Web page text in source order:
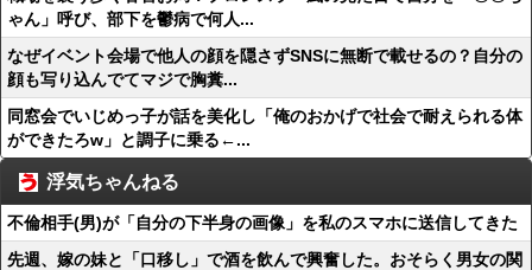
ゃん」呼び、部下を鬱病で何人...
なぜイベント会場で他人の顔を隠さずSNSに無断で載せるの？自分の
顔も写り込んでてマジで胸糞...
同窓会でいじめっ子が話を美化し「俺のおかげで社会で耐えられる体
ができたろw」と調子に乗る←...
浮気ちゃんねる
不倫相手(男)が「自分の下半身の画像」を私のスマホに送信してきた
先週、嫁の妹と「口移し」で酒を飲んで興奮した。おそらく男女の関